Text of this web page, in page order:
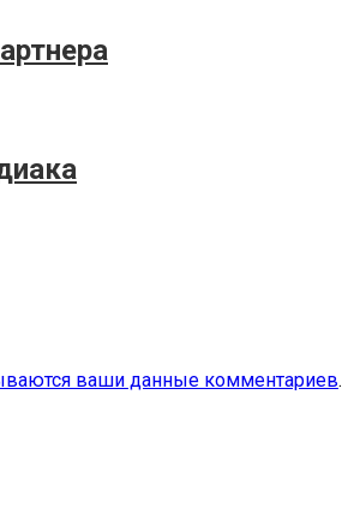
ваши данные комментариев.